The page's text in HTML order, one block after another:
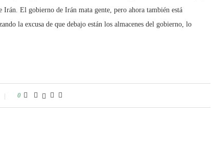
El gobierno de Irán mata gente, pero ahora también está
la excusa de que debajo están los almacenes del gobierno, lo
0